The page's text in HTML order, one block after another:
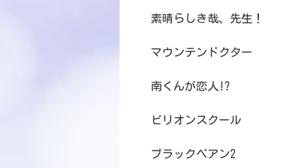
素晴らしき哉、先生！
マウンテンドクター
南くんが恋人!?
ビリオンスクール
ブラックペアン2